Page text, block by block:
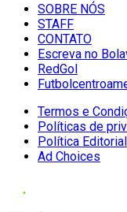
SOBRE NÓS
STAFF
CONTATO
Escreva no
RedGol
Termos e
Políticas de
Política Editorial
Ad Choices